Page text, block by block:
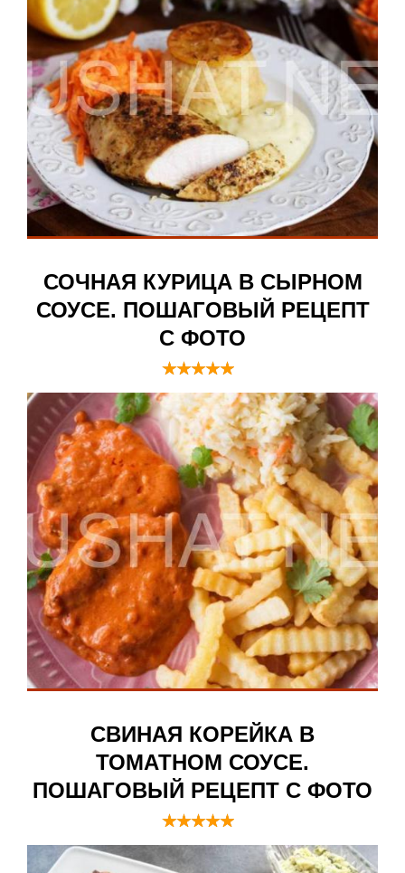
СОЧНАЯ КУРИЦА В СЫРНОМ
СОУСЕ. ПОШАГОВЫЙ РЕЦЕПТ
С ФОТО
СВИНАЯ КОРЕЙКА В
ТОМАТНОМ СОУСЕ.
ПОШАГОВЫЙ РЕЦЕПТ С ФОТО